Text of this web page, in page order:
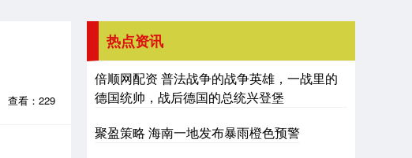
查看：229
热点资讯
倍顺网配资 普法战争的战争英雄，一战里的
德国统帅，战后德国的总统兴登堡
聚盈策略 海南一地发布暴雨橙色预警